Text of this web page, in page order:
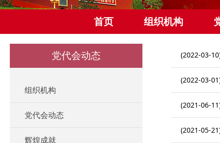
首页 组织机构
党代会动态
组织机构
党代会动态
辉煌成就
(2022-03-
(2022-03-
(2021-06-
(2021-05-